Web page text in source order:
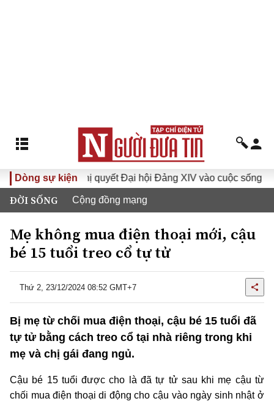
Dòng sự kiện
Đưa Nghị quyết Đại hội Đảng XIV vào cuộc sống
ĐỜI SỐNG Cộng đồng mạng
Mẹ không mua điện thoại mới, cậu
bé 15 tuổi treo cổ tự tử
Thứ 2, 23/12/2024 08:52 GMT+7
Bị mẹ từ chối mua điện thoại, cậu bé 15 tuổi đã
tự tử bằng cách treo cổ tại nhà riêng trong khi
mẹ và chị gái đang ngủ.
Cậu bé 15 tuổi được cho là đã tự tử sau khi mẹ cậu từ
chối mua điện thoại di động cho cậu vào ngày sinh nhật ở